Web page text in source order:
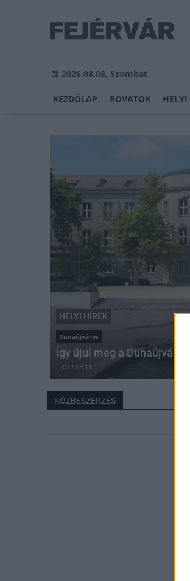
2026.08.08, Szombat
KEZDŐLAP ROVATOK HELYI
HELYI HÍREK
Dunaújváros
Így újul meg a
2022.08.11
KÖZBESZERZÉS